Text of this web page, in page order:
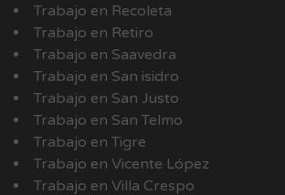
Trabajo en Recoleta
Trabajo en Retiro
Trabajo en Saavedra
Trabajo en San isidro
Trabajo en San Justo
Trabajo en San Telmo
Trabajo en Tigre
Trabajo en Vicente López
Trabajo en Villa Crespo